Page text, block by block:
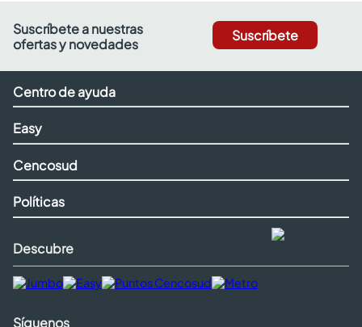
Suscríbete a nuestras
ofertas y novedades
Suscríbete
Centro de ayuda
Easy
Cencosud
Políticas
Descubre
Síguenos